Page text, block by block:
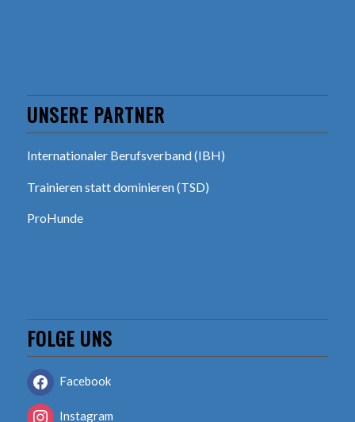
UNSERE PARTNER
Internationaler Berufsverband (IBH)
Trainieren statt dominieren (TSD)
ProHunde
FOLGE UNS
Facebook
Instagram